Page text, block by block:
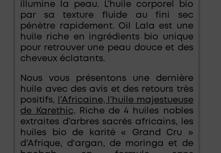
illumine la peau. L’huile corporel bio
par sa texture fluide au fini sec
pénètre rapidement. Oil Lala est une
huile riche en ingrédients bio unique
pour retrouver une peau douce et des
cheveux éclatants.
Nous vous présentons une dernière
huile avec des avis et des retours très
positifs,
l’Africaine, l’huile majestueuse
de Karethic. Riche de 4 huiles nobles
extraites d’arbres sacrés africains, les
huiles bio de karité « Grand Cru »
d’Afrique, d'argan, de moringa et de